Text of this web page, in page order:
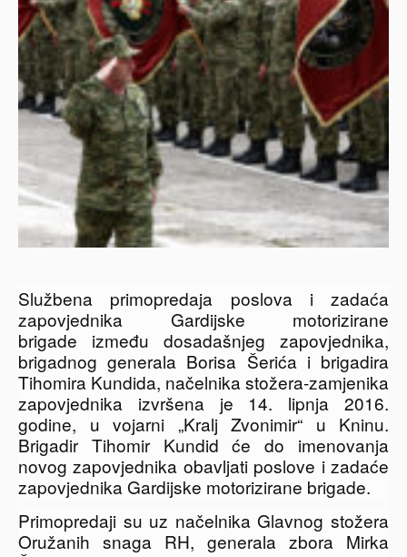
Službena primopredaja poslova i zadaća
zapovjednika
Gardijske motorizirane
brigade
između dosadašnjeg zapovjednika,
brigadnog generala Borisa Šerića i brigadira
Tihomira Kundida, načelnika stožera-zamjenika
zapovjednika izvršena je 14. lipnja 2016.
godine, u vojarni „Kralj Zvonimir“ u Kninu.
Brigadir Tihomir Kundid će do imenovanja
novog zapovjednika obavljati poslove i zadaće
zapovjednika Gardijske motorizirane brigade.
Primopredaji su uz načelnika Glavnog stožera
Oružanih snaga RH, generala zbora Mirka